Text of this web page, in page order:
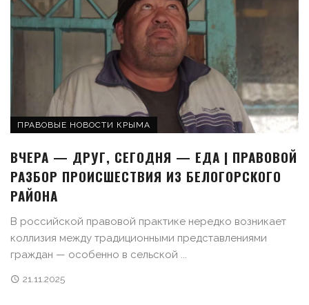
ПРАВОВЫЕ НОВОСТИ КРЫМА
ВЧЕРА — ДРУГ, СЕГОДНЯ — ЕДА | ПРАВОВОЙ
РАЗБОР ПРОИСШЕСТВИЯ ИЗ БЕЛОГОРСКОГО
РАЙОНА
В российской правовой практике нередко возникает
коллизия между традиционными представлениями
граждан — особенно в сельской ...
21.11.2025